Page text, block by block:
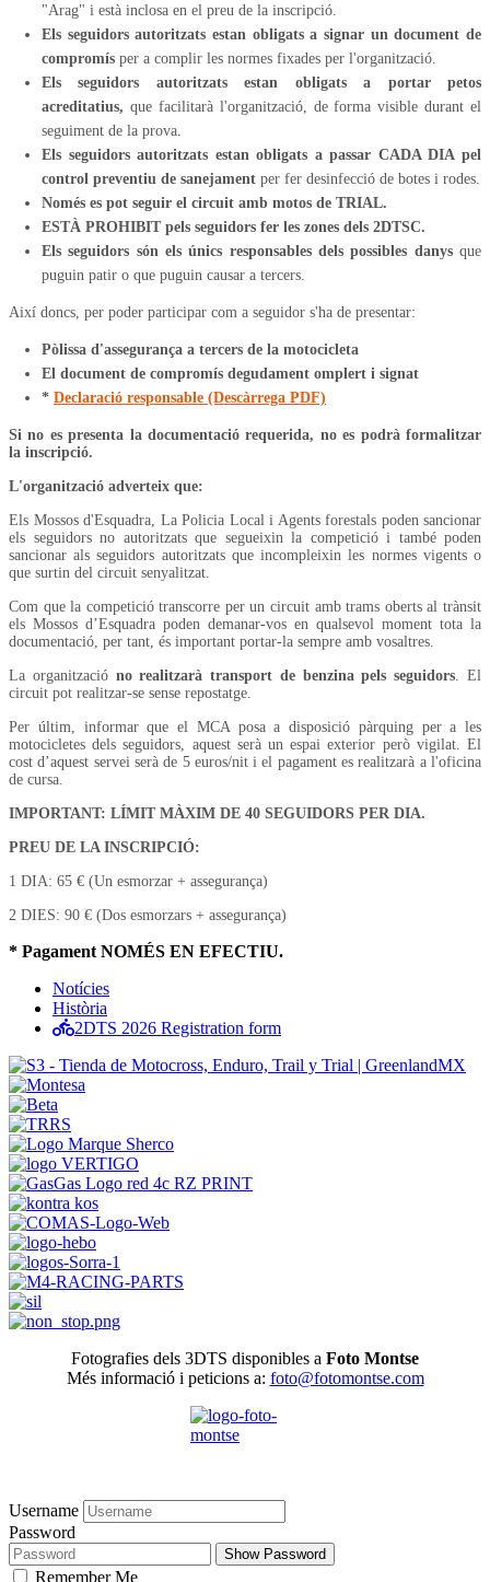
"Arag" i està inclosa en el preu de la inscripció.
Els seguidors autoritzats estan obligats a signar un document de
compromís per a complir les normes fixades per l'organització.
Els seguidors autoritzats estan obligats a portar petos
acreditatius, que facilitarà l'organització, de forma visible durant el
seguiment de la prova.
Els seguidors autoritzats estan obligats a passar CADA DIA pel
control preventiu de sanejament per fer desinfecció de botes i rodes.
Només es pot seguir el circuit amb motos de TRIAL.
ESTÀ PROHIBIT pels seguidors fer les zones dels 2DTSC.
Els seguidors són els únics responsables dels possibles danysque
puguin patir o que puguin causar a tercers.
Així doncs, per poder participar com a seguidor s'ha de presentar:
Pòlissa d'assegurança a tercers de la motocicleta
El document de compromís degudament omplert i signat
* Declaració responsable (Descàrrega PDF)
Si no es presenta la documentació requerida, no es podrà formalitzar
la inscripció.
L'organització adverteix que:
Els Mossos d'Esquadra, La Policia Local i Agents forestals poden sancionar
els seguidors no autoritzats que segueixin la competició i també poden
sancionar als seguidors autoritzats que incompleixin les normes vigents o
que surtin del circuit senyalitzat.
Com que la competició transcorre per un circuit amb trams oberts al trànsit
els Mossos d’Esquadra poden demanar-vos en qualsevol moment tota la
documentació, per tant, és important portar-la sempre amb vosaltres.
La organització no realitzarà transport de benzina pels seguidors . El
circuit pot realitzar-se sense repostatge.
Per últim, informar que el MCA posa a disposició pàrquing per a les
motocicletes dels seguidors, aquest serà un espai exterior però vigilat. El
cost d’aquest servei serà de 5 euros/nit i el pagament es realitzarà a l'oficina
de cursa.
IMPORTANT: LÍMIT MÀXIM DE 40 SEGUIDORS PER DIA.
PREU DE LA INSCRIPCIÓ:
1 DIA: 65 € (Un esmorzar + assegurança)
2 DIES: 90 € (Dos esmorzars + assegurança)
* Pagament NOMÉS EN EFECTIU.
Notícies
Història
2DTS 2026 Registration form
Fotografies dels 3DTS disponibles a Foto Montse
Més informació i peticions a: foto@fotomontse.com
Username
Password
Show Password
Remember Me